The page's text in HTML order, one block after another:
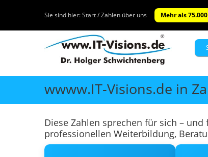
Sie sind hier:Start / Zahlen über uns Mehr als
wwww.IT-Visions.de in
Diese Zahlen sprechen für sich –
professionellen Weiterbildung,